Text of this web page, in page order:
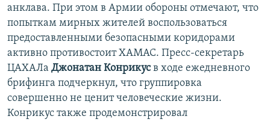
анклава. При этом в Армии обороны отмечают, что
попыткам мирных жителей воспользоваться
предоставленными безопасными коридорами
активно противостоит ХАМАС. Пресс-секретарь
ЦАХАЛа Джонатан Конрикусв ходе ежедневного
брифинга подчеркнул, что группировка
совершенно не ценит человеческие жизни.
Конрикус также продемонстрировал